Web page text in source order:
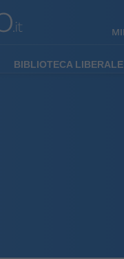
BIBLIOTECA LIBERALE